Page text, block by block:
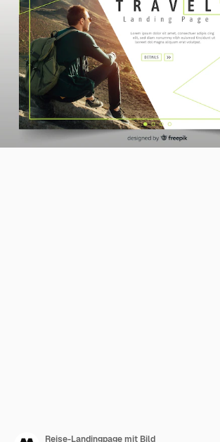
Reise-Landingpage mit Bild